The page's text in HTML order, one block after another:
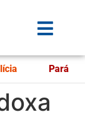
Pará